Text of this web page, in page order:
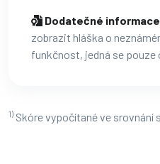
Dodatečné
zobrazit hláška o
funkčnost, jedná se
1) Skóre vypočítané ve srovnání